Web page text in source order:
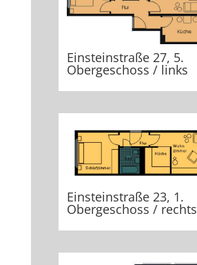
Einsteinstraße 27, 5.
Obergeschoss / links
Einsteinstraße 23, 1.
Obergeschoss / rechts